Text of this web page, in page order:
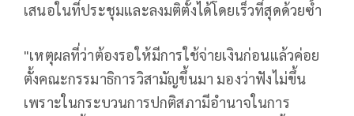
เสนอในที่ประชุมและลงมติตั้งได้โดยเร็วที่สุดด้วยซ้ำ
"เหตุผลที่ว่าต้องรอให้มีการใช้จ่ายเงินก่อนแล้วค่อย
ตั้งคณะกรรมาธิการวิสามัญขึ้นมา มองว่าฟังไม่ขึ้น
เพราะในกระบวนการปกติสภามีอำนาจในการ